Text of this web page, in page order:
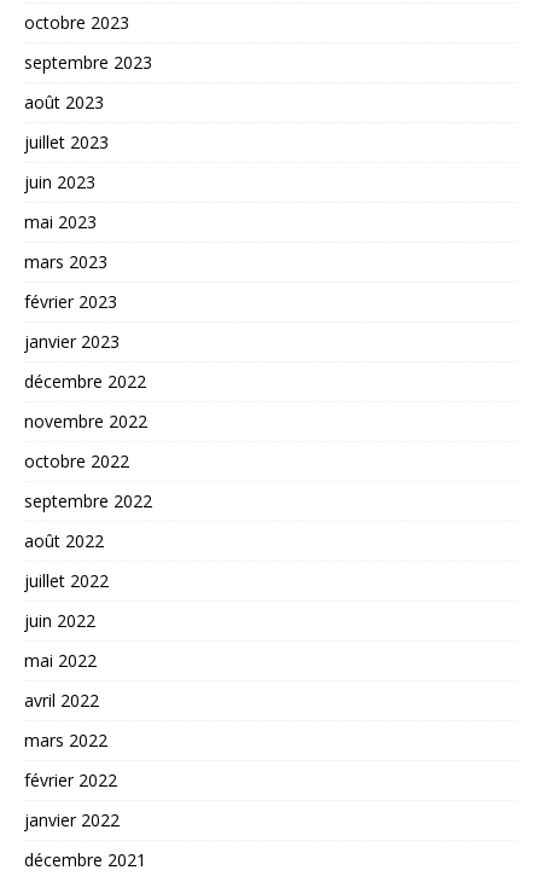
octobre 2023
septembre 2023
août 2023
juillet 2023
juin 2023
mai 2023
mars 2023
février 2023
janvier 2023
décembre 2022
novembre 2022
octobre 2022
septembre 2022
août 2022
juillet 2022
juin 2022
mai 2022
avril 2022
mars 2022
février 2022
janvier 2022
décembre 2021